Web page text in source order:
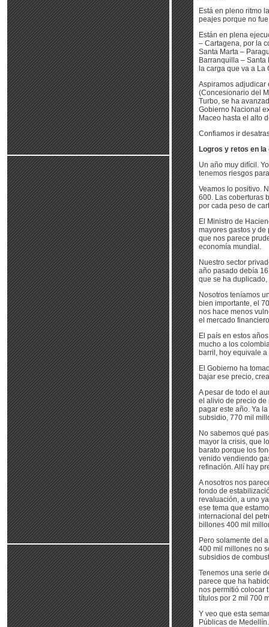
Está en pleno ritmo
peajes porque no
Están en plena
– Cartagena, por la
Santa Marta –
Barranquilla –
la carga que va a La
Aspiramos adjudicar
(Concesionario del
Turbo, se ha
Gobierno Nacional
Maceo hasta el alto
Confiamos ir
Logros y retos en la
Un año muy difícil.
tenemos riesgos
Veamos lo positivo.
600. Las coberturas
por cada peso de
El Ministro de
mayores gastos y
que nos parece
economía mundial.
Nuestro sector
año pasado debía
que se ha
Nosotros teníamos
bien importante, el
nos hace menos
el mercado
El país en estos
mucho a los
barril, hoy equivale a
El Gobierno ha
bajar ese precio,
A pesar de todo el
el alivio de precio de
pagar este año. Ya
subsidio, 770 mil
No sabemos qué
mayor la crisis, que
barato porque los
venido vendiendo
refinación. Allí hay
A nosotros nos
fondo de
revaluación, a uno
ese tema que
internacional del
billones 400 mil
Pero solamente del
400 mil millones no
subsidios de
Tenemos una serie
parece que ha
nos permitió colocar
títulos por 2 mil 700
Y veo que esta
Públicas de Medellín.